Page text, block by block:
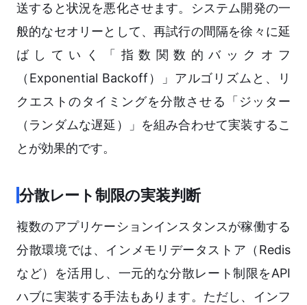
送すると状況を悪化させます。システム開発の一
般的なセオリーとして、再試行の間隔を徐々に延
ばしていく「指数関数的バックオフ
（Exponential Backoff）」アルゴリズムと、リ
クエストのタイミングを分散させる「ジッター
（ランダムな遅延）」を組み合わせて実装するこ
とが効果的です。
分散レート制限の実装判断
複数のアプリケーションインスタンスが稼働する
分散環境では、インメモリデータストア（Redis
など）を活用し、一元的な分散レート制限をAPI
ハブに実装する手法もあります。ただし、インフ